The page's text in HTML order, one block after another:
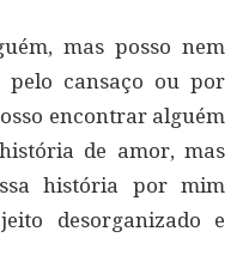
mas posso nem
pelo cansaço ou por
encontrar alguém
de amor, mas
história por mim
desorganizado e